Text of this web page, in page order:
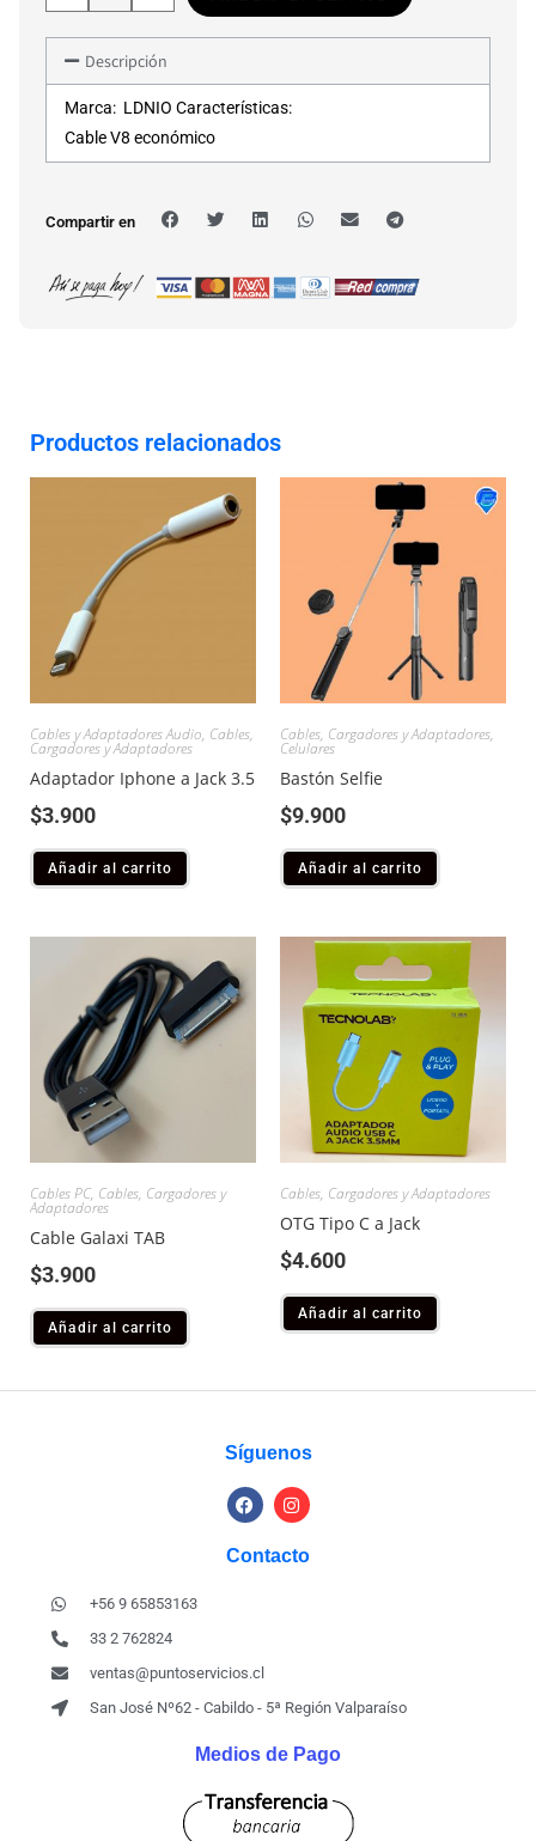
Descripción
Marca: LDNIO Características:
Cable V8 económico
Compartir en
Productos relacionados
Cables y Adaptadores Audio, Cables,
Cargadores y Adaptadores
Adaptador Iphone a Jack 3.5
$3.900
Añadir al carrito
Cables, Cargadores y Adaptadores,
Celulares
Bastón Selfie
$9.900
Añadir al carrito
Cables PC, Cables, Cargadores y
Adaptadores
Cable Galaxi TAB
$3.900
Añadir al carrito
Cables, Cargadores y Adaptadores
OTG Tipo C a Jack
$4.600
Añadir al carrito
Síguenos
Contacto
+56 9 65853163
33 2 762824
ventas@puntoservicios.cl
San José Nº62 - Cabildo - 5ª Región Valparaíso
Medios de Pago